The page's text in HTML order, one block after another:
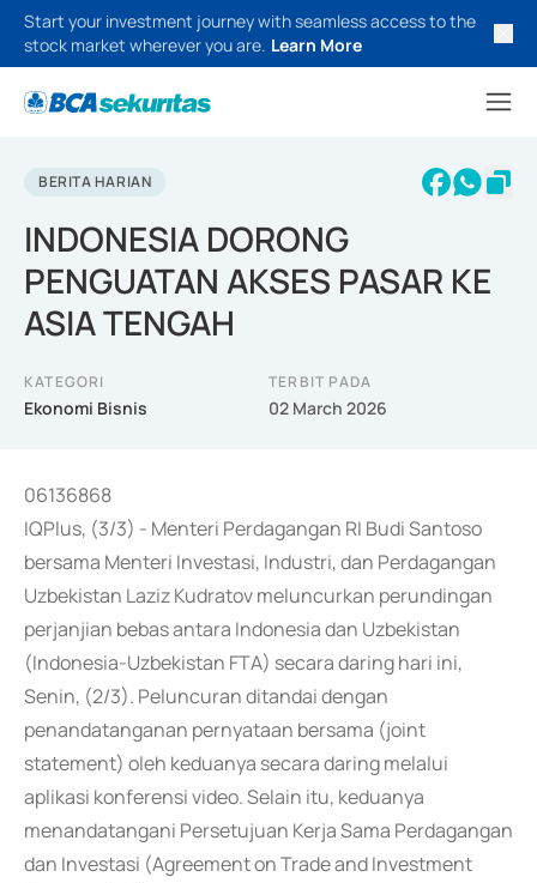
Start your investment journey with seamless access to the
stock market wherever you are. Learn More
BERITA HARIAN
INDONESIA DORONG
PENGUATAN AKSES PASAR KE
ASIA TENGAH
KATEGORI
Ekonomi Bisnis
TERBIT PADA
02 March 2026
06136868
IQPlus, (3/3) - Menteri Perdagangan RI Budi Santoso
bersama Menteri Investasi, Industri, dan Perdagangan
Uzbekistan Laziz Kudratov meluncurkan perundingan
perjanjian bebas antara Indonesia dan Uzbekistan
(Indonesia-Uzbekistan FTA) secara daring hari ini,
Senin, (2/3). Peluncuran ditandai dengan
penandatanganan pernyataan bersama (joint
statement) oleh keduanya secara daring melalui
aplikasi konferensi video. Selain itu, keduanya
menandatangani Persetujuan Kerja Sama Perdagangan
dan Investasi (Agreement on Trade and Investment